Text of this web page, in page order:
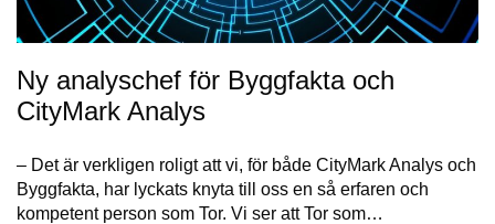
Ny analyschef för Byggfakta och
CityMark Analys
– Det är verkligen roligt att vi, för både CityMark Analys och
Byggfakta, har lyckats knyta till oss en så erfaren och
kompetent person som Tor. Vi ser att Tor som…